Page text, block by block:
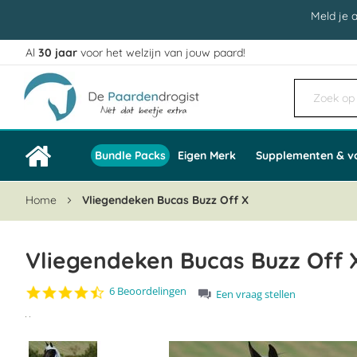
Meld je
Ga
naar
de
inhoud
Al 30 jaar voor het welzijn van jouw paard!
Bundle Packs Eigen Merk Supplementen &
Home Vliegendeken Bucas Buzz Off X
Vliegendeken Bucas Buzz Off
4.3
6 Beoordelingen
Een vraag stellen
het